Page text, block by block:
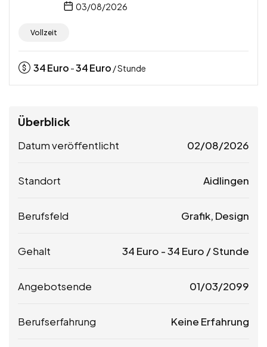
03/08/2026
Vollzeit
34Euro -34Euro / Stunde
Überblick
Datum veröffentlicht 02/08/2026
Standort Aidlingen
Berufsfeld Grafik, Design
Gehalt 34 Euro -34 Euro / Stunde
Angebotsende 01/03/2099
Berufserfahrung Keine Erfahrung